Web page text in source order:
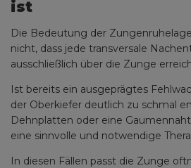
ist
Die Bedeutung der
nicht, dass jede transversale
ausschließlich über die Zunge
Ist bereits ein ausgeprägtes
der Oberkiefer deutlich zu schmal
Dehnplatten oder eine
eine sinnvolle und notwendige
In diesen Fällen passt die Zunge